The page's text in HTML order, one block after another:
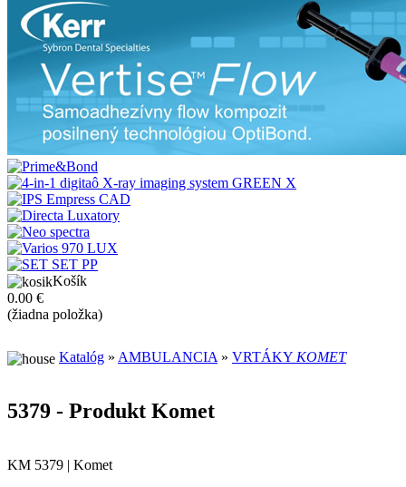
Košík
0.00 €
(žiadna položka)
Katalóg » AMBULANCIA » VRTÁKY KOMET
5379 - Produkt Komet
KM 5379 | Komet